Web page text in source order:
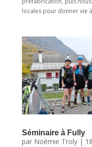
locales pour donner vie
Séminaire à Fully
par Noémie Troly|